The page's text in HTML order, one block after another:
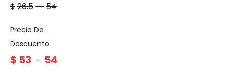
$26.5-54
Precio De
Descuento:
$ 53 - 54